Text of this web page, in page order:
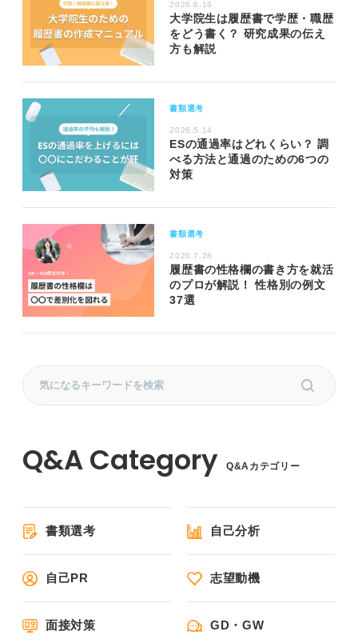
2026.6.16
大学院生は履歴書で学歴・職歴
をどう書く？ 研究成果の伝え
方も解説
書類選考
2026.5.14
ESの通過率はどれくらい？ 調
べる方法と通過のための6つの
対策
書類選考
2026.7.28
履歴書の性格欄の書き方を就活
のプロが解説！ 性格別の例文
37選
Q&Aカテゴリー
書類選考 自己分析
自己PR 志望動機
面接対策 GD・GW